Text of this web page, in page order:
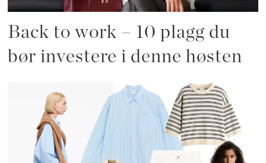
Back to work – 10 plagg du
bør investere i denne høsten